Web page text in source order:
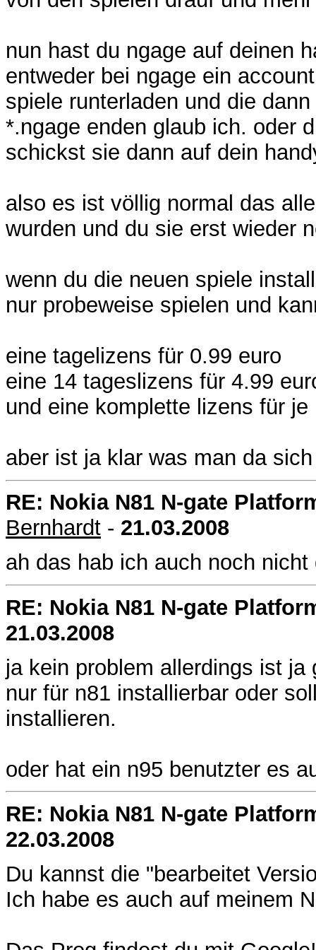
nun hast du ngage auf deinen
entweder bei ngage ein
spiele runterladen und die
*.ngage enden glaub ich. oder
schickst sie dann auf dein
also es ist völlig normal das
wurden und du sie erst wieder
wenn du die neuen spiele
nur probeweise spielen und
eine tagelizens für 0.99 euro
eine 14 tageslizens für 4.99
und eine komplette lizens für
aber ist ja klar was man da
RE: Nokia N81 N-gate
Bernhardt - 21.03.2008
ah das hab ich auch noch
RE: Nokia N81 N-gate
21.03.2008
ja kein problem allerdings ist
nur für n81 installierbar oder
installieren.
oder hat ein n95 benutzter es
RE: Nokia N81 N-gate
22.03.2008
Du kannst die "bearbeitet
Ich habe es auch auf meinem